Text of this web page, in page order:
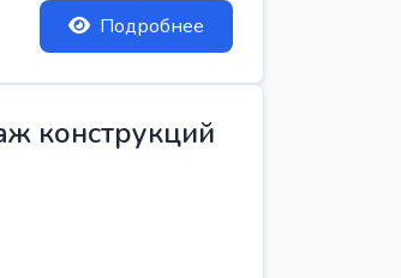
Подробнее
конструкций